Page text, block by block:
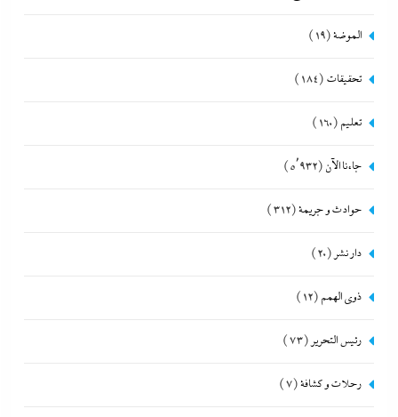
الموضة(19)
تحقيقات (184)
تعليم (160)
جاءنا الآن (5٬932)
حوادث و جريمة(312)
دار نشر(20)
ذوى الهمم (12)
رئيس التحرير(73)
رحلات و كشافة(7)